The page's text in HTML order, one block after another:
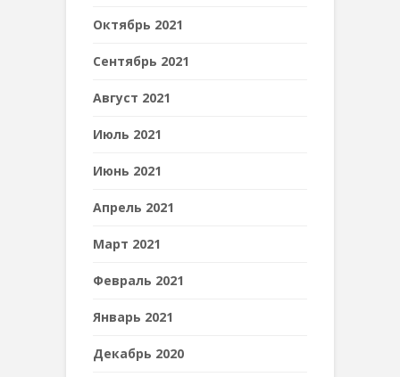
Октябрь 2021
Сентябрь 2021
Август 2021
Июль 2021
Июнь 2021
Апрель 2021
Март 2021
Февраль 2021
Январь 2021
Декабрь 2020